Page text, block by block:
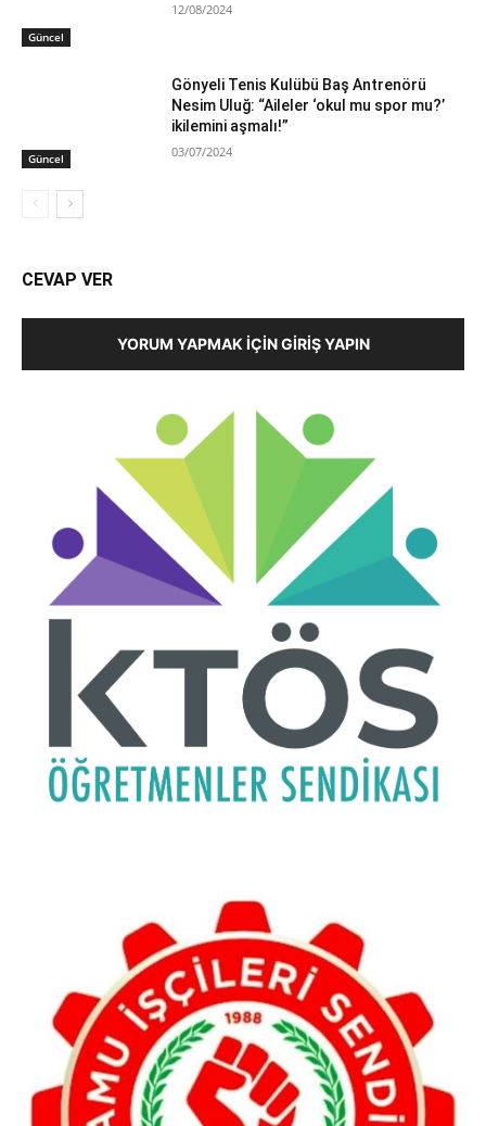
Güncel
12/08/2024
Güncel
Gönyeli Tenis Kulübü Baş Antrenörü
Nesim Uluğ: “Aileler ‘okul mu spor mu?’
ikilemini aşmalı!”
03/07/2024
CEVAP VER
YORUM YAPMAK İÇIN GIRIŞ YAPIN